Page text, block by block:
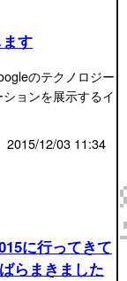
す
のテクノロジー
ョンを展示するイ
2015/12/03 11:34
に行ってきて
らまきました